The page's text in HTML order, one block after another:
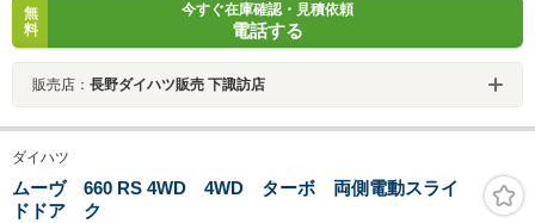
無
料
今すぐ在庫確認・見積依頼
電話する
販売店： 長野ダイハツ販売 下諏訪店
ダイハツ
ムーヴ 660 RS 4WD 4WD ターボ 両側電動スライ
ドドア ク